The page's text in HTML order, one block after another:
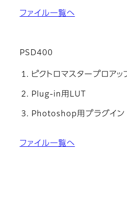
ファイル一覧へ
PSD400
ピクトロマスタープロアッ
Plug-in用LUT
Photoshop用プラグイン
ファイル一覧へ